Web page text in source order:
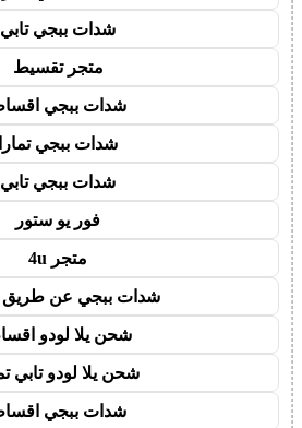
شدات ببجي تابي
متجر تقسيط
شدات ببجي
شدات ببجي تمارا
شدات ببجي تابي
فور يو ستور
متجر 4u
شدات ببجي عن طريق
شحن يلا لودو
شحن يلا لودو تابي
شدات ببجي